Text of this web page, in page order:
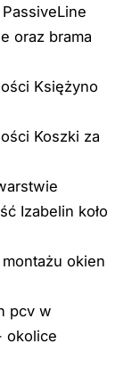
oraz brama
Księżyno
Koszki za
Izabelin koło
okien
pcv w
okolice